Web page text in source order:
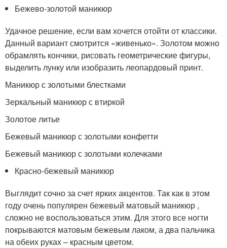
Бежево-золотой маникюр
Удачное решение, если вам хочется отойти от классики.
Данный вариант смотрится «живенько». Золотом можно
обрамлять кончики, рисовать геометрические фигуры,
выделить лунку или изобразить леопардовый принт.
Маникюр с золотыми блестками
Зеркальный маникюр с втиркой
Золотое литье
Бежевый маникюр с золотыми конфетти
Бежевый маникюр с золотыми колечками
Красно-бежевый маникюр
Выглядит сочно за счет ярких акцентов. Так как в этом
году очень популярен бежевый матовый маникюр ,
сложно не воспользоваться этим. Для этого все ногти
покрываются матовым бежевым лаком, а два пальчика
на обеих руках – красным цветом.